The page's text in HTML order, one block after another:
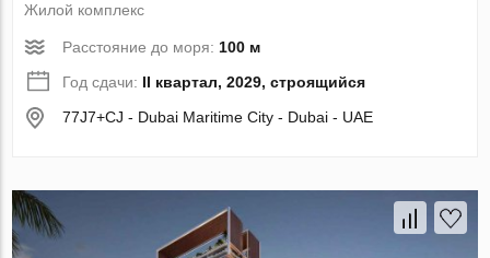
Жилой комплекс
Расстояние до моря: 100 м
Год сдачи: II квартал, 2029, строящийся
77J7+CJ - Dubai Maritime City - Dubai - UAE